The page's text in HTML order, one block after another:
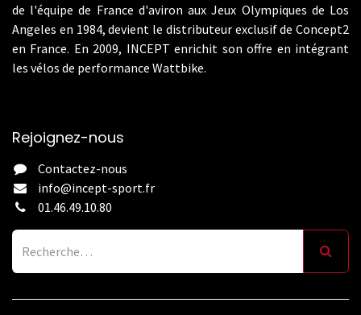
de l'équipe de France d'aviron aux Jeux Olympiques de Los
Angeles en 1984, devient le distributeur exclusif de Concept2
en France. En 2009, INCEPT enrichit son offre en intégrant
les vélos de performance Wattbike.
Rejoignez-nous
Contactez-nous
info@incept-sport.fr
01.46.49.10.80